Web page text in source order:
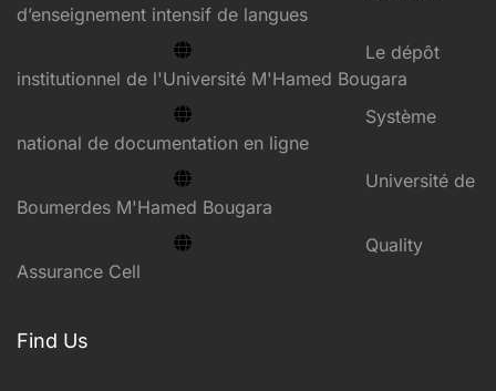
d’enseignement intensif de langues
Le dépôt
institutionnel de l'Université M'Hamed Bougara
Système
national de documentation en ligne
Université de
Boumerdes M'Hamed Bougara
Quality
Assurance Cell
Find Us